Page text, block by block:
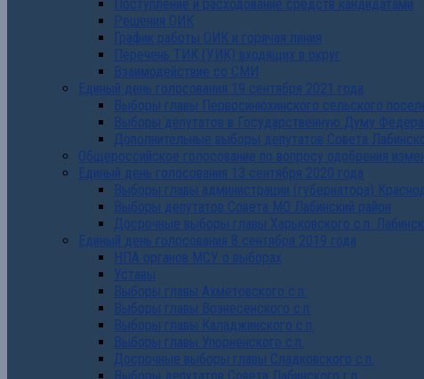
Поступление и расходование средств кандидатами
Решения ОИК
График работы ОИК и горячая линия
Перечень ТИК (УИК) входящих в округ
Взаимодействие со СМИ
Единый день голосования 19 сентября 2021 года
Выборы главы Первосинюхинского сельского
Выборы депутатов в Государственную Думу
Дополнительные выборы депутатов Совета
Общероссийское голосование по вопросу одобрения
Единый день голосования 13 сентября 2020 года
Выборы главы администрации (губернатора)
Выборы депутатов Совета МО Лабинский район
Досрочные выборы главы Харьковского с.п.
Единый день голосования 8 сентября 2019 года
НПА органов МСУ о выборах
Уставы
Выборы главы Ахметовского с.п.
Выборы главы Вознесенского с.п.
Выборы главы Каладжинского с.п.
Выборы главы Упорненского с.п.
Досрочные выборы главы Сладковского с.п.